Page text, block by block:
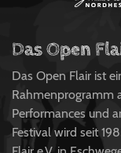
Das Open
Das Open Flair ist
Rahmenprogramm
Performances und
Festival wird seit